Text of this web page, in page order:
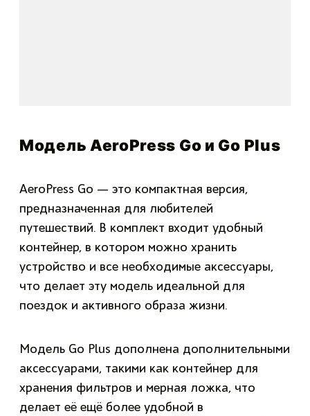
Модель AeroPress Go и Go Plus
AeroPress Go — это компактная версия,
предназначенная для любителей
путешествий. В комплект входит удобный
контейнер, в котором можно хранить
устройство и все необходимые аксессуары,
что делает эту модель идеальной для
поездок и активного образа жизни.
Модель Go Plus дополнена дополнительными
аксессуарами, такими как контейнер для
хранения фильтров и мерная ложка, что
делает её ещё более удобной в